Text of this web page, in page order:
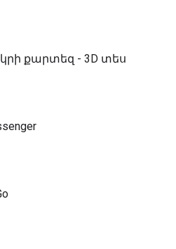
քարտեզ - 3D տեսք